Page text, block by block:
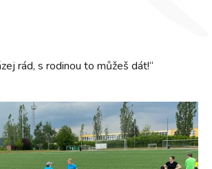
rád, s rodinou to můžeš dát!“